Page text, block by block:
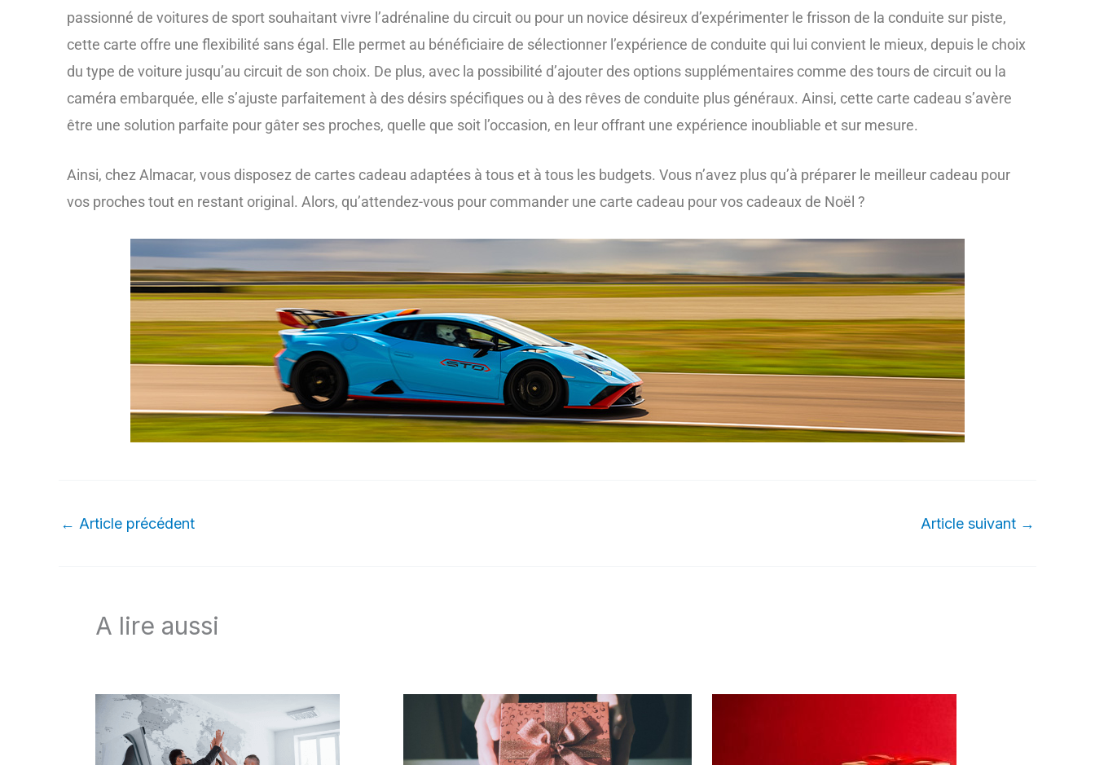
passionné de voitures de sport souhaitant vivre l’adrénaline du circuit ou pour un novice désireux d’expérimenter le frisson de la conduite sur piste,
cette carte offre une flexibilité sans égal. Elle permet au bénéficiaire de sélectionner l’expérience de conduite qui lui convient le mieux, depuis le choix
du type de voiture jusqu’au circuit de son choix. De plus, avec la possibilité d’ajouter des options supplémentaires comme des tours de circuit ou la
caméra embarquée, elle s’ajuste parfaitement à des désirs spécifiques ou à des rêves de conduite plus généraux. Ainsi, cette carte cadeau s’avère
être une solution parfaite pour gâter ses proches, quelle que soit l’occasion, en leur offrant une expérience inoubliable et sur mesure.
Ainsi, chez Almacar, vous disposez de cartes cadeau adaptées à tous et à tous les budgets. Vous n’avez plus qu’à préparer le meilleur cadeau pour
vos proches tout en restant original. Alors, qu’attendez-vous pour commander une carte cadeau pour vos cadeaux de Noël ?
← Article précédent Article suivant →
A lire aussi